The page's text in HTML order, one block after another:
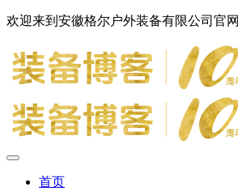
欢迎来到安徽格尔户外装备有限公司官网
首页